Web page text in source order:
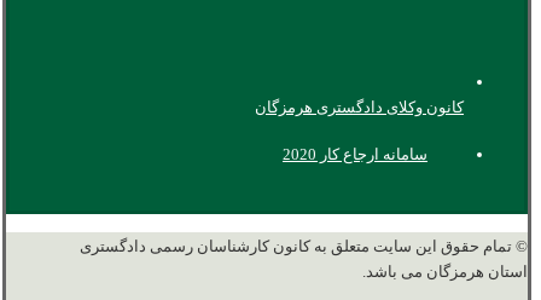
کانون وکلای دادگستری هرمزگان
سامانه ارجاع کار 2020
© تمام حقوق این سایت متعلق به کانون کارشناسان رسمی دادگستری
استان هرمزگان می باشد.